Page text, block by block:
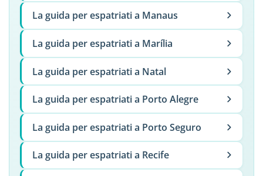
La guida per espatriati a Manaus
La guida per espatriati a Marília
La guida per espatriati a Natal
La guida per espatriati a Porto Alegre
La guida per espatriati a Porto Seguro
La guida per espatriati a Recife